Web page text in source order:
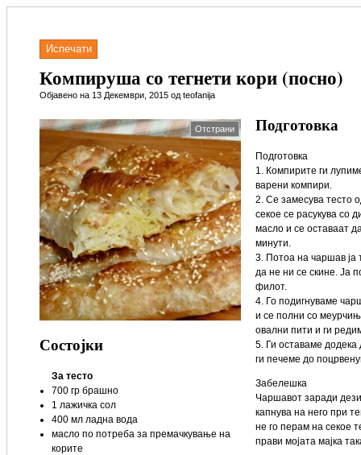
Испечати
Компируша со тегнети кори (посно)
Објавено на 13 Декември, 2015 од teofanija
Отстрани
Состојки
За тесто
700 гр брашно
1 лажичка сол
400 мл ладна вода
масло по потреба за премачкување на
корите
Подготовка
Подготовка
1. Компирите ги
варени компири.
2. Се замесува тесто
секое се расукува со
масло и се оставаат
минути.
3. Потоа на чаршав ја
да не ни се скине. Ја
филот.
4. Го подигнуваме
и се полни со
овални пити и ги
5. Ги оставаме додека
ги печеме до
Забелешка
Чаршавот заради
капнува на него при
не го перам на секое
прави мојата мајка